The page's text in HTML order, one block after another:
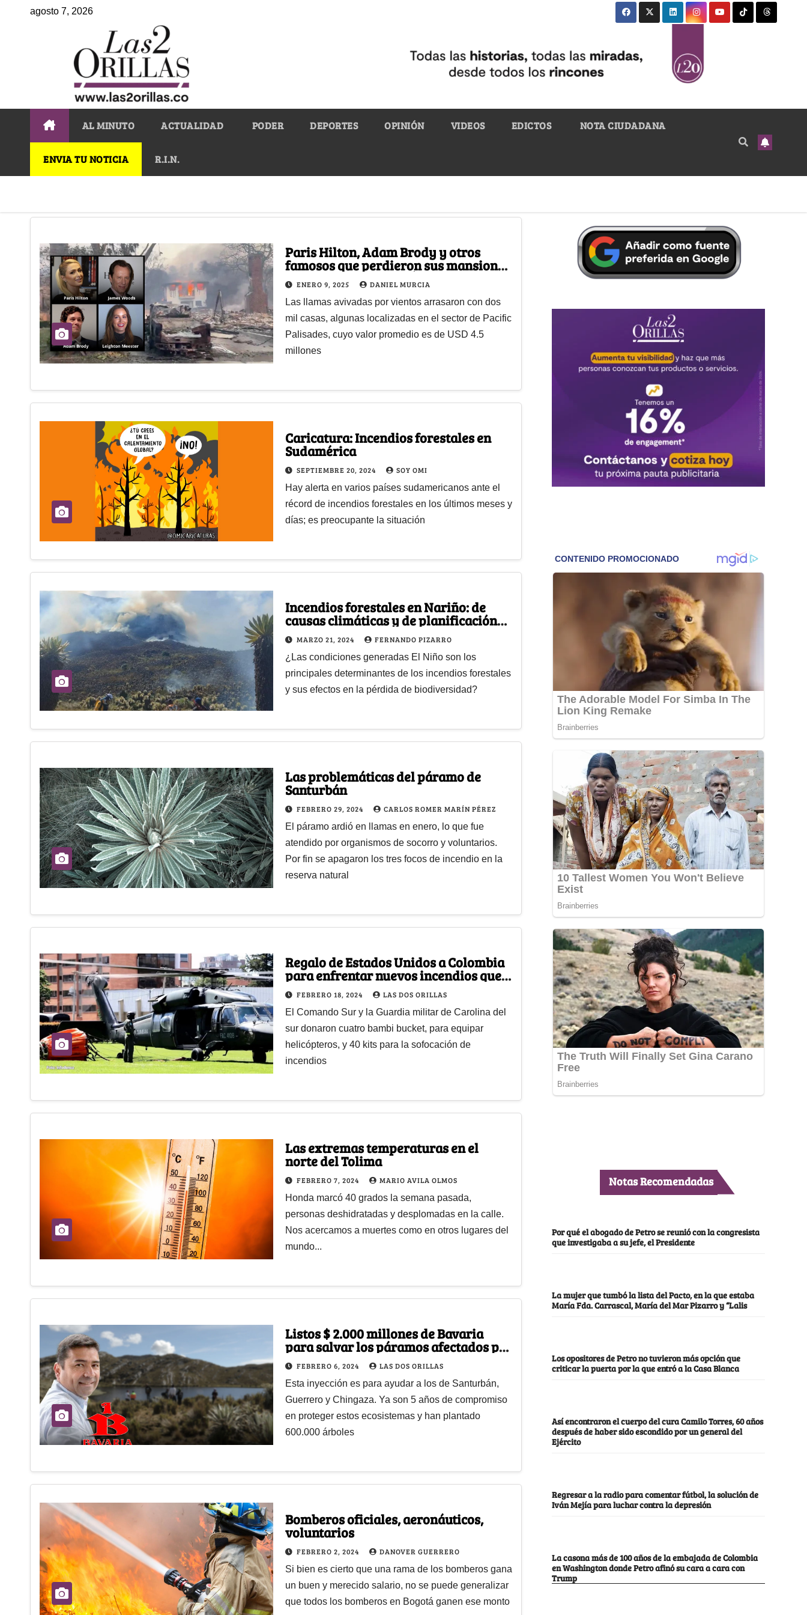
agosto 7, 2026
AL MINUTO ACTUALIDAD PODER DEPORTES OPINIÓN VIDEOS EDICTOS NOTA CIUDADANA
ENVIA TU NOTICIA R.I.N.
Paris Hilton, Adam Brody y otros
famosos que perdieron sus mansiones
en el incendio en Los Ángeles
ENERO 9, 2025 DANIEL MURCIA
Las llamas avivadas por vientos arrasaron con dos
mil casas, algunas localizadas en el sector de Pacific
Palisades, cuyo valor promedio es de USD 4.5
millones
Caricatura: Incendios forestales en
Sudamérica
SEPTIEMBRE 20, 2024 SOY OMI
Hay alerta en varios países sudamericanos ante el
récord de incendios forestales en los últimos meses y
días; es preocupante la situación
Incendios forestales en Nariño: de
causas climáticas y de planificación
humana
MARZO 21, 2024 FERNANDO PIZARRO
¿Las condiciones generadas El Niño son los
principales determinantes de los incendios forestales
y sus efectos en la pérdida de biodiversidad?
Las problemáticas del páramo de
Santurbán
FEBRERO 29, 2024 CARLOS ROMER MARÍN PÉREZ
El páramo ardió en llamas en enero, lo que fue
atendido por organismos de socorro y voluntarios.
Por fin se apagaron los tres focos de incendio en la
reserva natural
Regalo de Estados Unidos a Colombia
para enfrentar nuevos incendios que
pueda provocar El Niño
FEBRERO 18, 2024 LAS DOS ORILLAS
El Comando Sur y la Guardia militar de Carolina del
sur donaron cuatro bambi bucket, para equipar
helicópteros, y 40 kits para la sofocación de
incendios
Las extremas temperaturas en el
norte del Tolima
FEBRERO 7, 2024 MARIO AVILA OLMOS
Honda marcó 40 grados la semana pasada,
personas deshidratadas y desplomadas en la calle.
Nos acercamos a muertes como en otros lugares del
mundo...
Listos $ 2.000 millones de Bavaria
para salvar los páramos afectados por
los incendios
FEBRERO 6, 2024 LAS DOS ORILLAS
Esta inyección es para ayudar a los de Santurbán,
Guerrero y Chingaza. Ya son 5 años de compromiso
en proteger estos ecosistemas y han plantado
600.000 árboles
Bomberos oficiales, aeronáuticos,
voluntarios
FEBRERO 2, 2024 DANOVER GUERRERO
Si bien es cierto que una rama de los bomberos gana
un buen y merecido salario, no se puede generalizar
que todos los bomberos en Bogotá ganen ese monto
Notas Recomendadas
Por qué el abogado de Petro se reunió con la congresista
que investigaba a su jefe, el Presidente
La mujer que tumbó la lista del Pacto, en la que estaba
María Fda. Carrascal, María del Mar Pizarro y “Lalis
Los opositores de Petro no tuvieron más opción que
criticar la puerta por la que entró a la Casa Blanca
Así encontraron el cuerpo del cura Camilo Torres, 60 años
después de haber sido escondido por un general del
Ejército
Regresar a la radio para comentar fútbol, la solución de
Iván Mejía para luchar contra la depresión
La casona más de 100 años de la embajada de Colombia
en Washington donde Petro afinó su cara a cara con
Trump